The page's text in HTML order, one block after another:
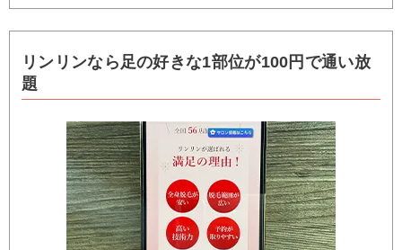
リンリンなら足の好きな1部位が100円で通い放
題